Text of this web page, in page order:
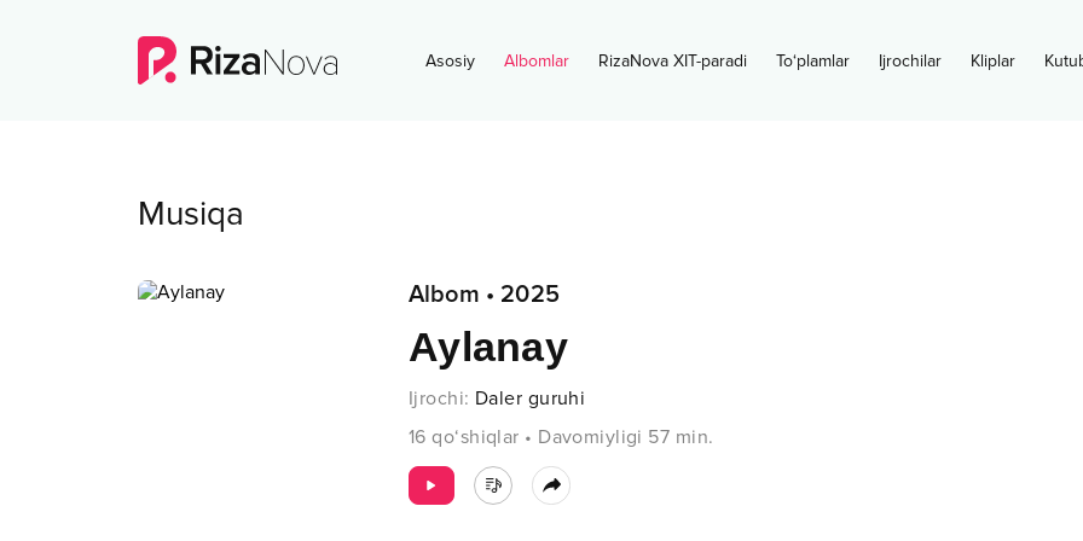
Asosiy Albomlar RizaNova XIT-paradi To‘plamlar Ijrochilar Kliplar
Musiqa
Albom • 2025
Aylanay
Ijrochi: Daler guruhi
16 qo‘shiqlar • Davomiyligi 57 min.